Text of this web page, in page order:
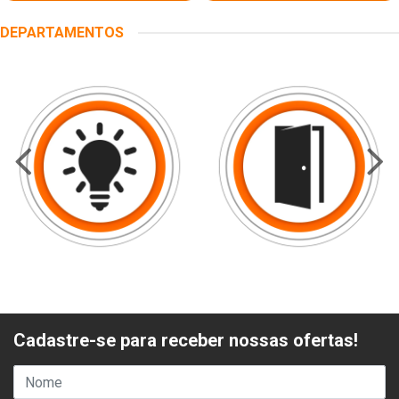
DEPARTAMENTOS
Cadastre-se para receber nossas ofertas!